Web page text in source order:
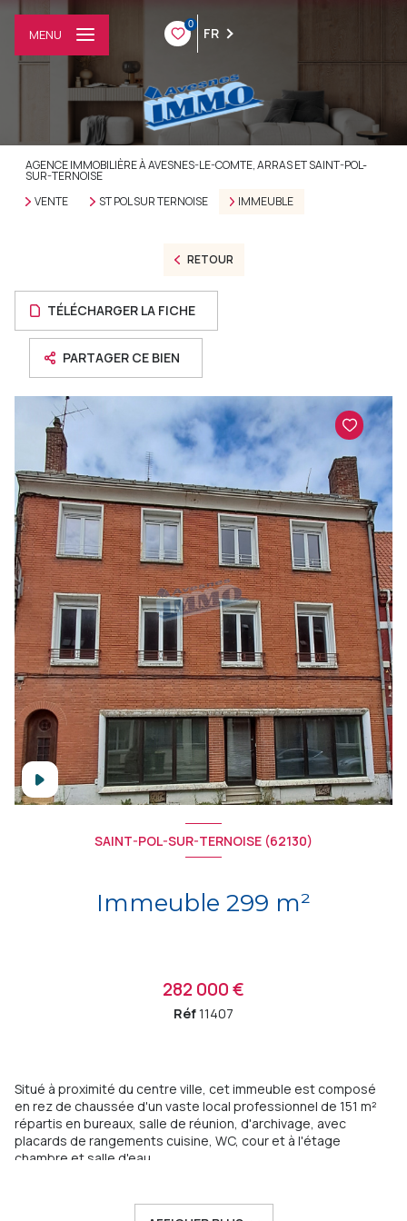
0
FR
MENU
AGENCE IMMOBILIÈRE À AVESNES-LE-COMTE, ARRAS ET SAINT-POL-
SUR-TERNOISE
VENTE
ST POL SUR TERNOISE IMMEUBLE
RETOUR
TÉLÉCHARGER LA FICHE
PARTAGER CE BIEN
SAINT-POL-SUR-TERNOISE (62130)
Immeuble 299 m²
282 000 €
Réf11407
Situé à proximité du centre ville, cet immeuble est composé
en rez de chaussée d'un vaste local professionnel de 151 m²
répartis en bureaux, salle de réunion, d'archivage, avec
placards de rangements cuisine, WC, cour et à l'étage
chambre et salle d'eau.
avec cuisine, chambre, salle d'eau, WC.